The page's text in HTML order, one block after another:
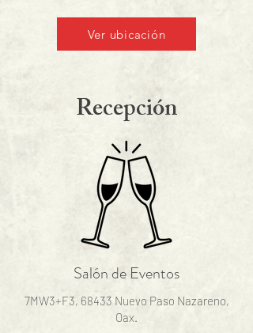
Ver ubicación
Recepción
Salón de Eventos
7MW3+F3, 68433 Nuevo Paso Nazareno,
Oax.